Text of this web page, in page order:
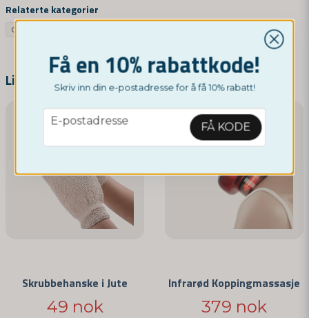
Lignende produkter
Skrubbehanske i Jute
49 nok
Infrarød Koppingmassasje
379 nok
Spør oss om denne produktet...
Navn
E-postadresse
Ja, dere kan publisere spørsmålet mitt
Relaterte kategorier
Google SV
Få en 10% rabattkode!
Skriv inn din e-postadresse for å få 10% rabatt!
email
E-postadresse FÅ KODE